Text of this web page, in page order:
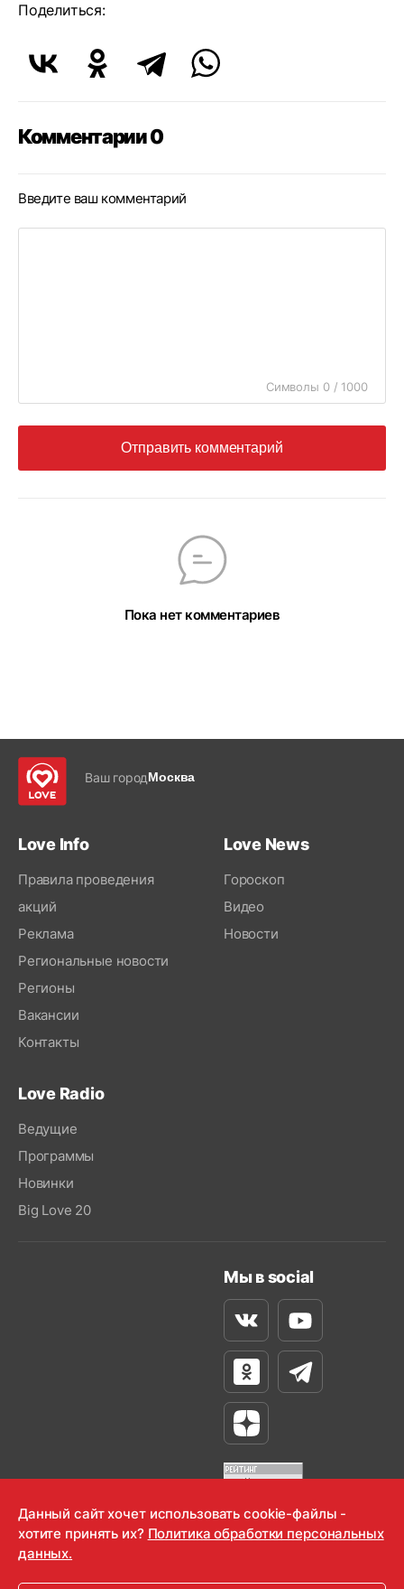
Поделиться:
Комментарии 0
Введите ваш комментарий
Символы 0 / 1000
Отправить комментарий
Пока нет комментариев
Ваш городМосква
Love Info
Правила проведения
акций
Реклама
Региональные новости
Регионы
Вакансии
Контакты
Love News
Гороскоп
Видео
Новости
Love Radio
Ведущие
Программы
Новинки
Big Love 20
Мы в social
ВконтактеYoutube
Одноклассники
Телеграм
Яндекс Дзен
OOO "Радио-Любовь" 2000-2026
Данный сайт хочет использовать cookie-файлы -
хотите принять их? Политика обработки персональных
данных.